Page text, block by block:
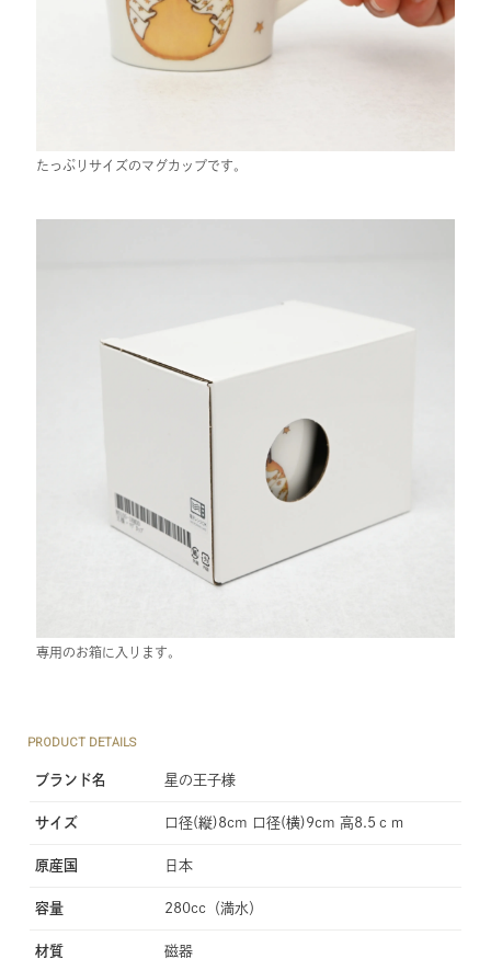
たっぷりサイズのマグカップです。
専用のお箱に入ります。
PRODUCT DETAILS
ブランド名 星の王子様
サイズ 口径(縦)8cm 口径(横)9cm 高8.5ｃｍ
原産国 日本
容量 280cc（満水）
材質 磁器